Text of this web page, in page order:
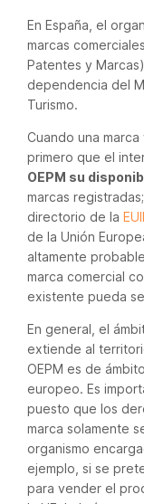
En España, el
marcas
Patentes y
dependencia del
Turismo.
Cuando una
primero que el
OEPM su
marcas
directorio de la
de la Unión
altamente
marca comercial
existente pueda
En general, el
extiende al
OEPM es de
europeo. Es
puesto que los
marca solamente
organismo
ejemplo, si se
para vender el